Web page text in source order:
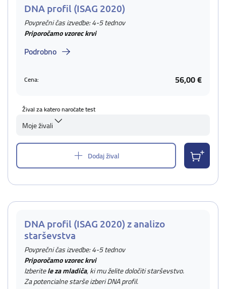
DNA profil (ISAG 2020)
Povprečni čas izvedbe: 4-5 tednov
Priporočamo vzorec krvi
Podrobno
Cena: 56,00 €
Žival za katero naročate test
Moje živali
Dodaj žival
DNA profil (ISAG 2020) z analizo
starševstva
Povprečni čas izvedbe: 4-5 tednov
Priporočamo vzorec krvi
Izberitele za mladiča, ki mu želite določiti starševstvo.
Za potencialne starše izberi DNA profil.